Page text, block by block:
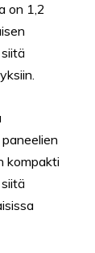
on 1,2
kompakti